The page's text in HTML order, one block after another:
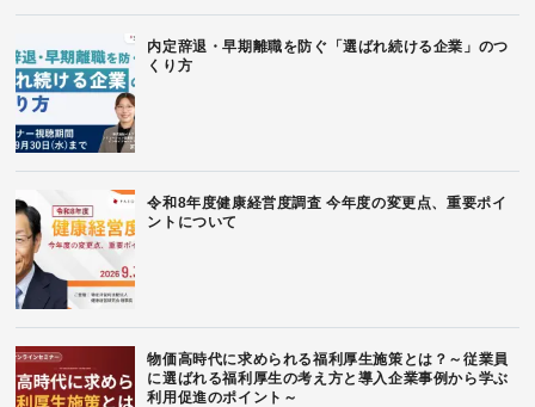
内定辞退・早期離職を防ぐ「選ばれ続ける企業」のつ
くり方
令和8年度健康経営度調査 今年度の変更点、重要ポイ
ントについて
物価高時代に求められる福利厚生施策とは？～従業員
に選ばれる福利厚生の考え方と導入企業事例から学ぶ
利用促進のポイント～